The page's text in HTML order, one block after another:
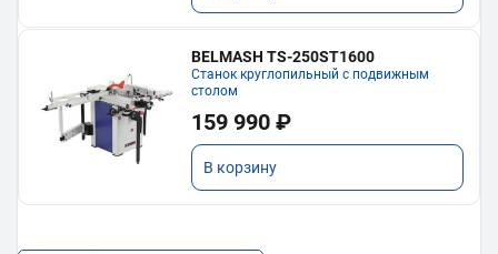
BELMASH TS-250ST1600
Станок круглопильный с подвижным
столом
159 990 ₽
В корзину